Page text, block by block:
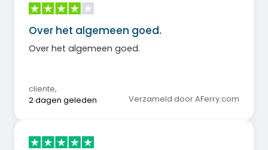
Over het algemeen goed.
Over het algemeen goed.
cliente,
2 dagen geleden
Verzameld door AFerry.com